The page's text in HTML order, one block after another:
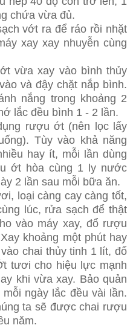
chứa vừa đủ.
vớt ra để ráo rồi nhặt
xay xay nhuyễn cùng
vừa xay vào bình thủy
và đậy chặt nắp bình.
nắng trong khoảng 2
lắc đều bình 1 - 2 lần.
rượu ớt (nên lọc lấy
Tùy vào khả năng
hay ít, mỗi lần dùng
ớt hòa cùng 1 ly nước
2 lần sau mỗi bữa ăn.
loại càng cay càng tốt,
lúc, rửa sạch để thật
vào máy xay, đổ rượu
khoảng một phút hay
chai thủy tinh 1 lít, đổ
tươi cho hiệu lực mạnh
khi vừa xay. Bảo quản
ngày lắc đều vài lần.
ta sẽ được chai rượu
năm.